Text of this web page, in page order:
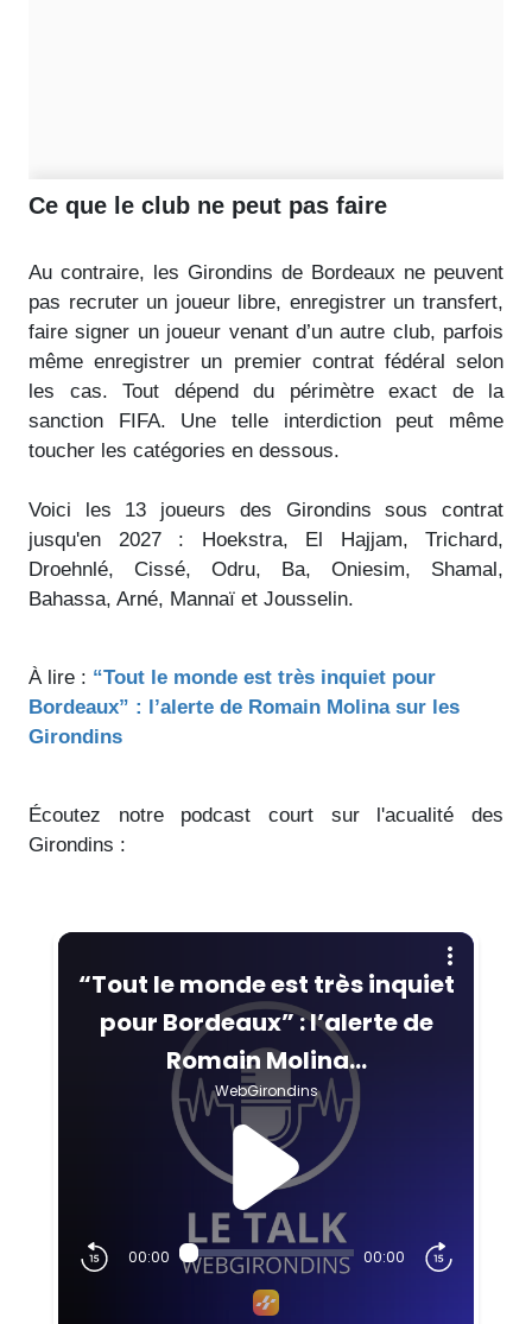
Ce que le club ne peut pas faire
Au contraire, les Girondins de Bordeaux ne peuvent
pas recruter un joueur libre, enregistrer un transfert,
faire signer un joueur venant d’un autre club, parfois
même enregistrer un premier contrat fédéral selon
les cas. Tout dépend du périmètre exact de la
sanction FIFA. Une telle interdiction peut même
toucher les catégories en dessous.
Voici les 13 joueurs des Girondins sous contrat
jusqu'en 2027 : Hoekstra, El Hajjam, Trichard,
Droehnlé, Cissé, Odru, Ba, Oniesim, Shamal,
Bahassa, Arné, Mannaï et Jousselin.
À lire : “Tout le monde est très inquiet pour
Bordeaux” : l’alerte de Romain Molina sur les
Girondins
Écoutez notre podcast court sur l'acualité des
Girondins :